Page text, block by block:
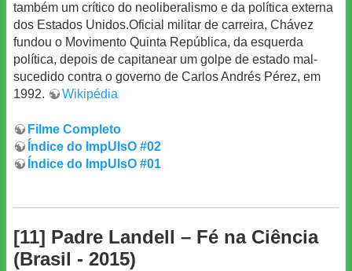
também um crítico do neoliberalismo e da política externa
dos Estados Unidos.Oficial militar de carreira, Chávez
fundou o Movimento Quinta República, da esquerda
política, depois de capitanear um golpe de estado mal-
sucedido contra o governo de Carlos Andrés Pérez, em
1992.
Wikipédia
Filme Completo
Índice do ImpUlsO #02
Índice do ImpUlsO #01
[11] Padre Landell – Fé na Ciência
(Brasil - 2015)